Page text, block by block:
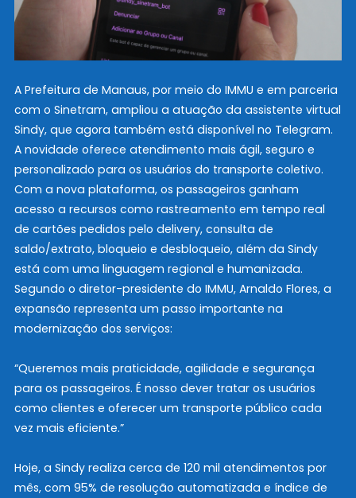
A Prefeitura de Manaus, por meio do IMMU e em parceria
com o Sinetram, ampliou a atuação da assistente virtual
Sindy, que agora também está disponível no Telegram.
A novidade oferece atendimento mais ágil, seguro e
personalizado para os usuários do transporte coletivo.
Com a nova plataforma, os passageiros ganham
acesso a recursos como rastreamento em tempo real
de cartões pedidos pelo delivery, consulta de
saldo/extrato, bloqueio e desbloqueio, além da Sindy
está com uma linguagem regional e humanizada.
Segundo o diretor-presidente do IMMU, Arnaldo Flores, a
expansão representa um passo importante na
modernização dos serviços:
“Queremos mais praticidade, agilidade e segurança
para os passageiros. É nosso dever tratar os usuários
como clientes e oferecer um transporte público cada
vez mais eficiente.”
Hoje, a Sindy realiza cerca de 120 mil atendimentos por
mês, com 95% de resolução automatizada e índice de